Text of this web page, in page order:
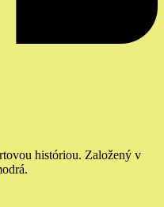
históriou. Založený v